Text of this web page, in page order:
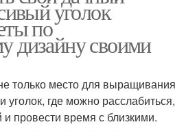
уголок
по
дизайну своими
только место для выращивания
где можно расслабиться,
провести время с близкими.